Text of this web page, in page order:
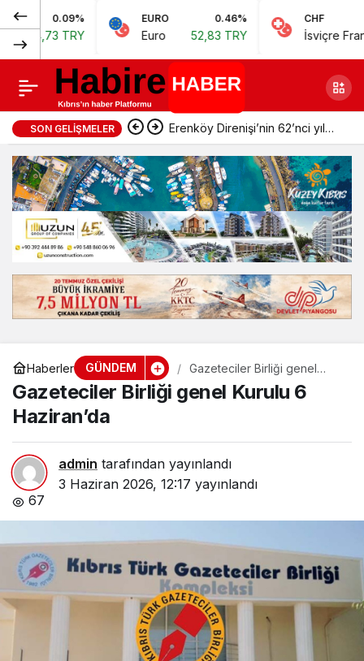
0.09% EURO 0.46%
Euro 52,83 TRY
CHF
İsviçre Frangı
SON GELIŞMELER Erenköy Direnişi’nin 62’nci yıl
dönümünde şehitler törenle
anıldı
Haberler GÜNDEM
Gazeteciler Birliği genel
Kurulu 6 Haziran’da
Gazeteciler Birliği genel Kurulu 6
Haziran’da
admin tarafından yayınlandı
3 Haziran 2026, 12:17 yayınlandı
67
Lefkoşa Türk
Belediyes iasfaltlama
yapıcak
Paylaş